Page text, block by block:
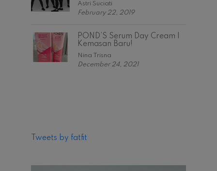
Astri Suciati
February 22, 2019
POND’S Serum Day Cream |
Kemasan Baru!
Nina Trisna
December 24, 2021
Tweets by fatfit